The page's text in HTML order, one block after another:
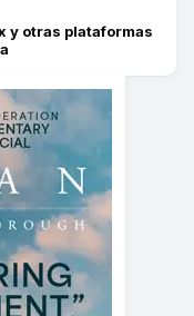
y otras plataformas